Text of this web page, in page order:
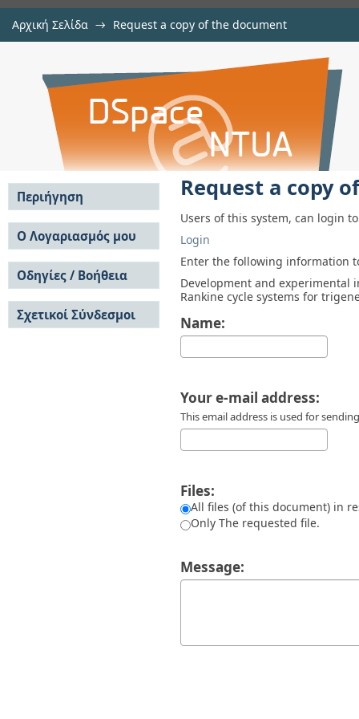
Αρχική Σελίδα → Request a copy of the document
Request a copy of the document
Request a copy
Users of this system, can login
Login
Enter the following information
Development and experimental
Rankine cycle systems for
Name:
Your e-mail address:
This email address is used for
Files:
All files (of this document) in
Only The requested file.
Message:
Περιήγηση
Σε όλο το DSpace
Κοινότητες & Συλλογές
Ανά Ημερομηνία
Έκδοσης
Συγγραφείς
Τίτλοι
Θέματα
Ο Λογαριασμός μου
Σύνδεση
Εγγραφή
Οδηγίες / Βοήθεια
Οδηγίες Υποβολής
Οδηγίες Χρήσης ΙΑ
Συχνές Ερωτήσεις
Σχετικοί Σύνδεσμοι